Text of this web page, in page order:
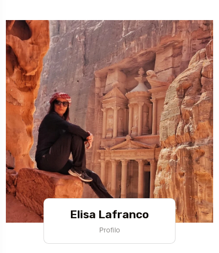
Elisa Lafranco
Profilo